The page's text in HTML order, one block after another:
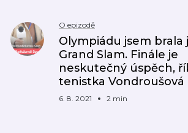
O epizodě
Olympiádu jsem brala
Grand Slam. Finále je
neskutečný úspěch,
tenistka Vondroušová
6. 8. 2021 2 min